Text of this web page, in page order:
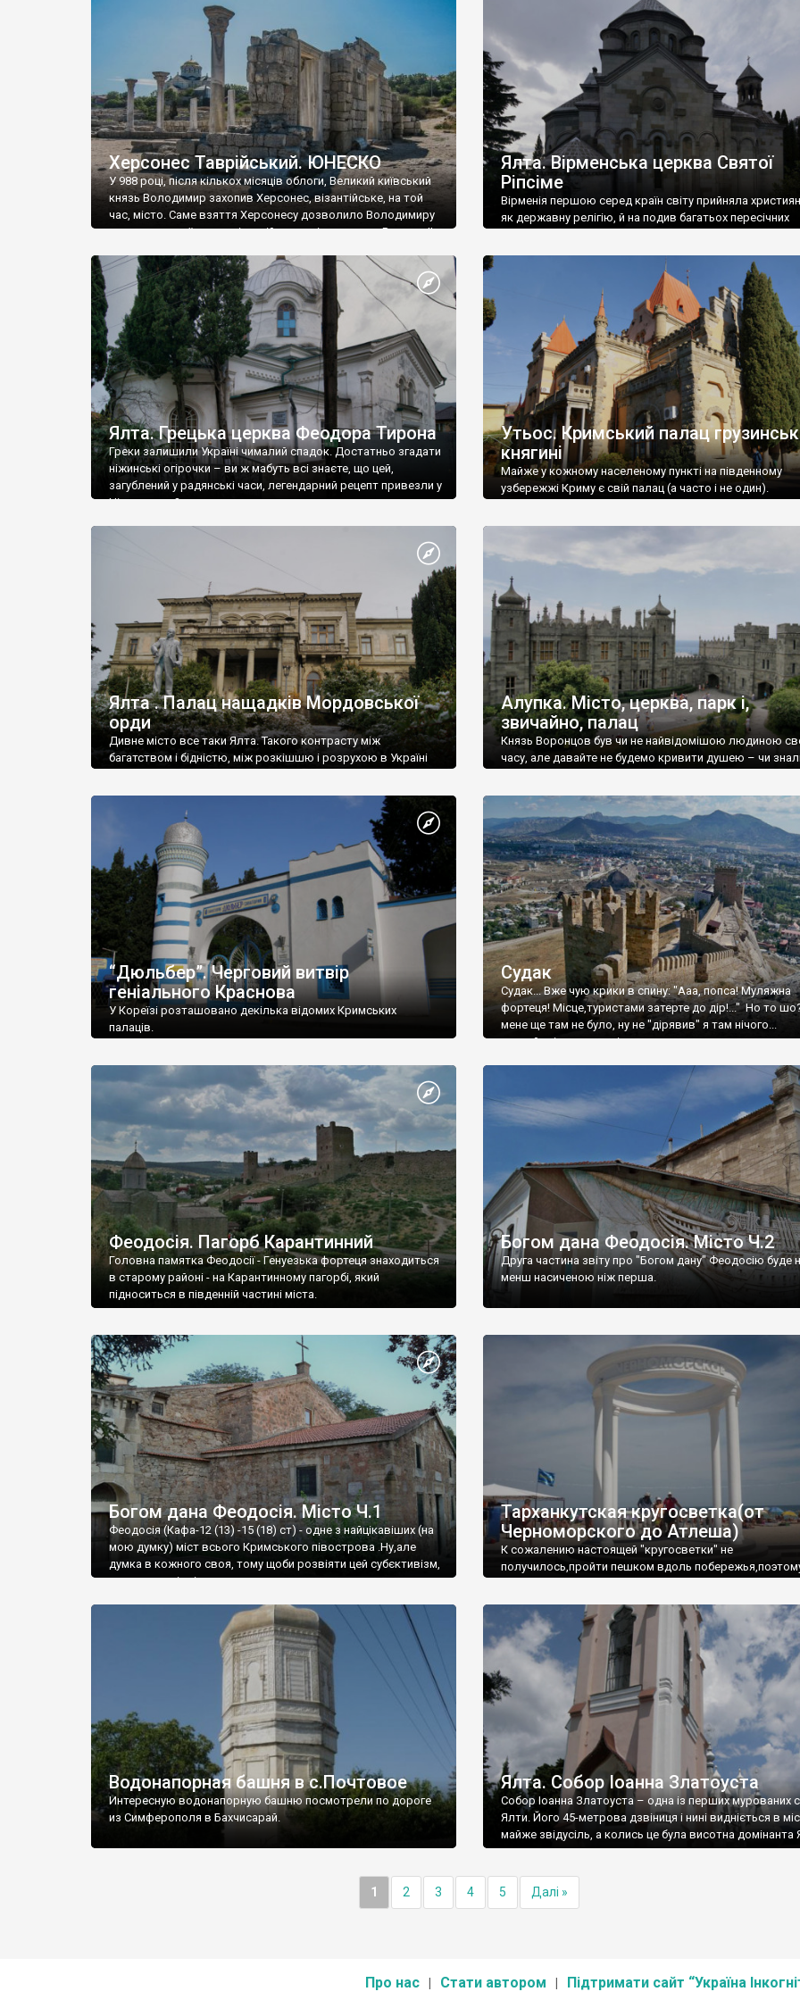
візантійської доби. Раритети викрадені з фондів об’єкту
культурної спадщини ЮНЕСКО «Херсонеса Таврійського».
Офіційно – на виставку «Золото Візантії», але експерти та
влада в Україні вважають це лише […]
називаються «повстяками» (postaki)…” “Вино. Крим
виробляє відмінне вино і його вдосталь: воно все
легке біле і дуже […]
Херсонес Таврійський. ЮНЕСКО
У 988 році, після кількох місяців облоги, Великий київський
князь Володимир захопив Херсонес, візантійське, на той
час, місто. Саме взяття Херсонесу дозволило Володимиру
диктувати свої умови візантійському імператору Василю ІІ,
Херсонесі Володимир-язичник, став Василем-
християнином. А потім було Хрещення Русі. На честь
Херсонесу Таврійського названо місто […]
Ялта. Вірменська церква Святої
Ріпсіме
Вірменія першою серед країн світу прийняла
як державну релігію, й на подив багатьох пересічних
Ялта. Грецька церква Феодора Тирона
Греки залишили Україні чималий спадок. Достатньо згадати
ніжинські огірочки – ви ж мабуть всі знаєте, що цей,
загублений у радянські часи, легендарний рецепт привезли у
Ніжин греки?
Утьос. Кримський палац
княгині
Майже у кожному населеному пункті на південному
узбережжі Криму є свій палац (а часто і не один).
Ялта . Палац нащадків Мордовської
орди
Дивне місто все таки Ялта. Такого контрасту між
багатством і бідністю, між розкішшю і розрухою в Україні
Алупка. Місто, церква, парк і,
звичайно, палац
Князь Воронцов був чи не найвідомішою людиною
часу, але давайте не будемо кривити душею – чи
“Дюльбер”. Черговий витвір
геніального Краснова
У Кореїзі розташовано декілька відомих Кримських
палаців.
Судак
Судак... Вже чую крики в спину: "Ааа, попса! Муляжна
фортеця! Місце,туристами затерте до дір!..." Но то
мене ще там не було, ну не "дірявив" я там нічого...
принаймні до цього літа.
Феодосія. Пагорб Карантинний
Головна памятка Феодосії - Генуезька фортеця знаходиться
в старому районі - на Карантинному пагорбі, який
підноситься в південній частині міста.
Богом дана Феодосія. Місто Ч.2
Друга частина звіту про "Богом дану" Феодосію буде
менш насиченою ніж перша.
Богом дана Феодосія. Місто Ч.1
Феодосія (Кафа-12 (13) -15 (18) ст) - одне з найцікавіших (на
мою думку) міст всього Кримського півострова .Ну,але
думка в кожного своя, тому щоби розвіяти цей субєктивізм,
запрошую відвідати це
Тарханкутская кругосветка(от
Черноморского до Атлеша)
К сожалению настоящей "кругосветки" не
получилось,пройти пешком вдоль
Водонапорная башня в с.Почтовое
Интересную водонапорную башню посмотрели по дороге
из Симферополя в Бахчисарай.
Ялта. Собор Іоанна Златоуста
Собор Іоанна Златоуста – одна із перших мурованих
Ялти. Його 45-метрова дзвіниця і нині видніється в
майже звідусіль, а колись це була висотна домінанта
1 2 3 4 5 Далі »
Про нас Стати автором Підтримати сайт “Україна